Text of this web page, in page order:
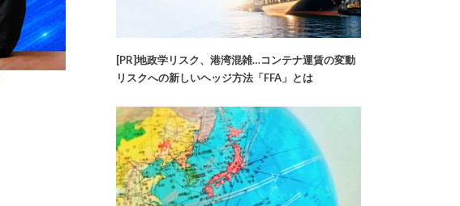
[PR]地政学リスク、港湾混雑…コンテナ運賃の変動
リスクへの新しいヘッジ方法「FFA」とは